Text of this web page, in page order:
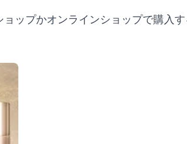
ップかオンラインショップで購入す